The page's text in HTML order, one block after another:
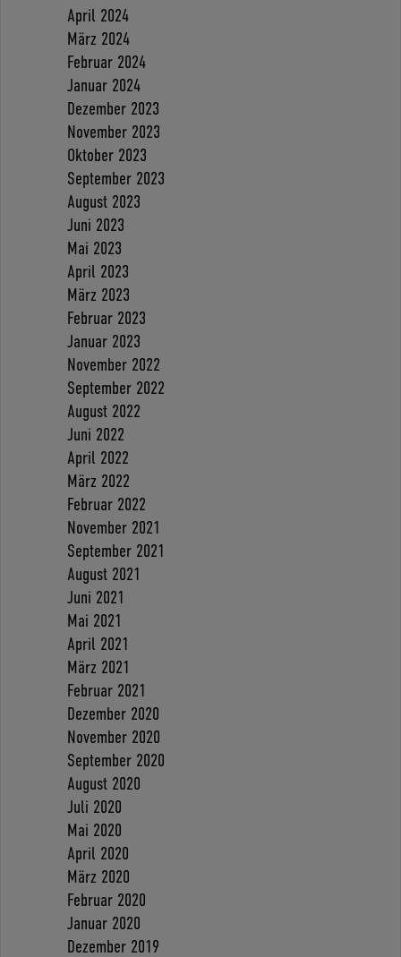
April 2024
März 2024
Februar 2024
Januar 2024
Dezember 2023
November 2023
Oktober 2023
September 2023
August 2023
Juni 2023
Mai 2023
April 2023
März 2023
Februar 2023
Januar 2023
November 2022
September 2022
August 2022
Juni 2022
April 2022
März 2022
Februar 2022
November 2021
September 2021
August 2021
Juni 2021
Mai 2021
April 2021
März 2021
Februar 2021
Dezember 2020
November 2020
September 2020
August 2020
Juli 2020
Mai 2020
April 2020
März 2020
Februar 2020
Januar 2020
Dezember 2019